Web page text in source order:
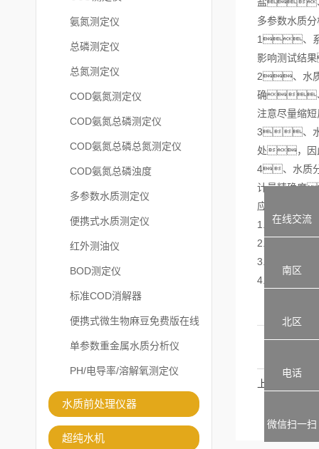
氨氮测定仪
总磷测定仪
总氮测定仪
COD氨氮测定仪
COD氨氮总磷测定仪
COD氨氮总磷总氮测定仪
COD氨氮总磷浊度
多参数水质测定仪
便携式水质测定仪
红外测油仪
BOD测定仪
标准COD消解器
便携式微生物麻豆免费版在线
观看
单参数重金属水质分析仪
PH/电导率/溶解氧测定仪
水质前处理仪器
超纯水机
多参数水质
1、系
影响测试结
2、水质
确、
注意尽量缩
3、水
处，因
4、水质
计量精确
应用领域
1.地表水（
2.地下水
3.工农业废水
4.生活污水处
上一篇：
在线交流
南区
北区
电话
微信扫一扫